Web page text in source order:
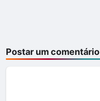
Postar um comentário